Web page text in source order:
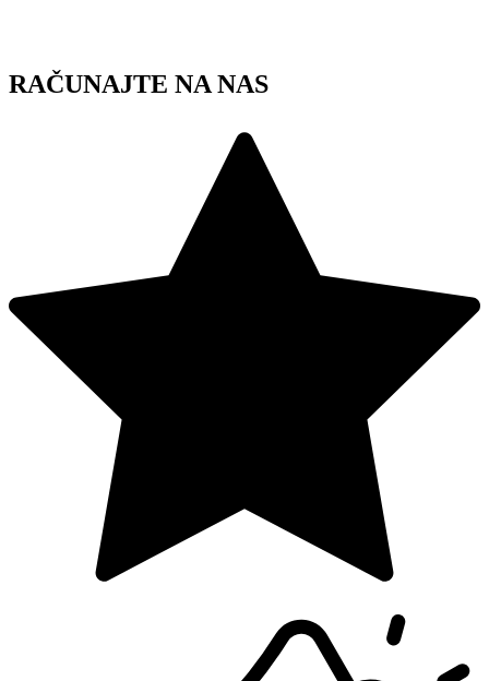
RAČUNAJTE NA NAS